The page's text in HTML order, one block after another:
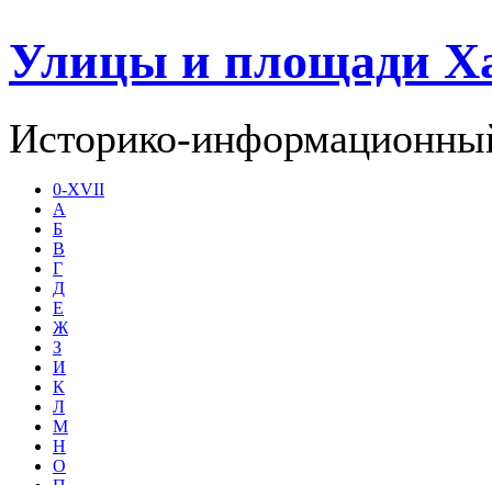
Улицы и площади
Историко-
0-XVII
А
Б
В
Г
Д
Е
Ж
З
И
К
Л
М
Н
О